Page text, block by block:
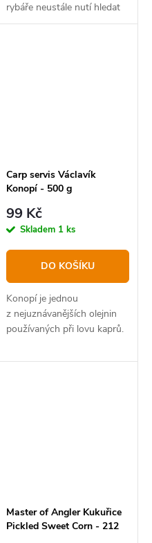
rybáře neustále nutí hledat
nové způsoby, jak oklamat
Carp servis Václavík
Konopí - 500 g
99 Kč
Skladem 1 ks
DO KOŠÍKU
Konopí je jednou
z nejuznávanějších olejnin
používaných při lovu kaprů.
Master of Angler Kukuřice
Pickled Sweet Corn - 212